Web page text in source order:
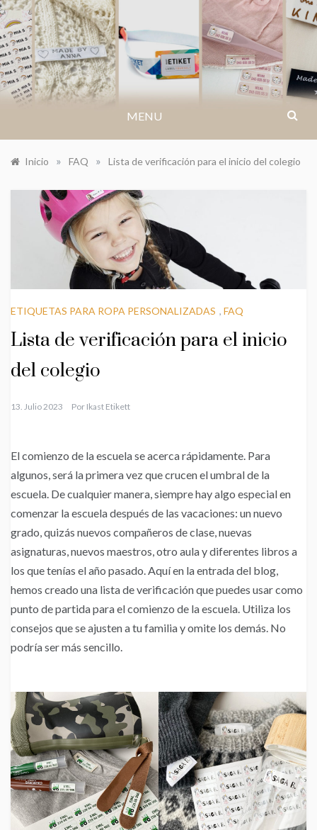
Saltar
al
contenido
IKASTETIKETT.NO
Få inspirasjon til arrangementer, kreative
ideer eller finn svar på dine spørsmål og
vanlige spørsmål.
MENU
Inicio » FAQ » Lista de verificación para el inicio del colegio
ETIQUETAS PARA ROPA PERSONALIZADAS , FAQ
Lista de verificación para el inicio
del colegio
13. Julio 2023 Por Ikast Etikett
El comienzo de la escuela se acerca rápidamente. Para
algunos, será la primera vez que crucen el umbral de la
escuela. De cualquier manera, siempre hay algo especial en
comenzar la escuela después de las vacaciones: un nuevo
grado, quizás nuevos compañeros de clase, nuevas
asignaturas, nuevos maestros, otro aula y diferentes libros a
los que tenías el año pasado. Aquí en la entrada del blog,
hemos creado una lista de verificación que puedes usar como
punto de partida para el comienzo de la escuela. Utiliza los
consejos que se ajusten a tu familia y omite los demás. No
podría ser más sencillo.